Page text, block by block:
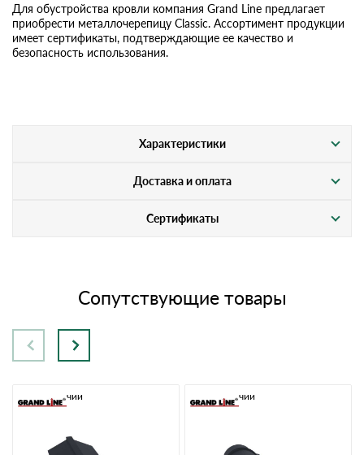
Для обустройства кровли компания Grand Line предлагает
приобрести металлочерепицу Classic. Ассортимент продукции
имеет сертификаты, подтверждающие ее качество и
безопасность использования.
Характеристики
Доставка и оплата
Сертификаты
Сопутствующие товары
В наличии В наличии